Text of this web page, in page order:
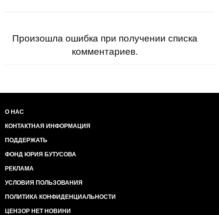
Произошла ошибка при получении списка
комментариев.
О НАС
КОНТАКТНАЯ ИНФОРМАЦИЯ
ПОДДЕРЖАТЬ
ФОНД ЮРИЯ БУТУСОВА
РЕКЛАМА
УСЛОВИЯ ПОЛЬЗОВАНИЯ
ПОЛИТИКА КОНФИДЕНЦИАЛЬНОСТИ
ЦЕНЗОР НЕТ НОВИНИ